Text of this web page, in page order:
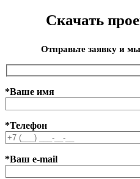
Скачать
Отправьте заявку и
*Ваше имя
*Телефон
*Ваш e-mail